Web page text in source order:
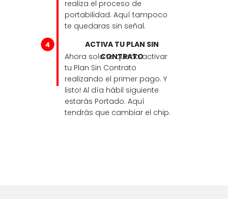
realiza el proceso de
portabilidad. Aquí tampoco
te quedaras sin señal.
ACTIVA TU PLAN SIN
CONTRATO
Ahora solo te queda activar
tu Plan Sin Contrato
realizando el primer pago. Y
listo! Al día hábil siguiente
estarás Portado. Aquí
tendrás que cambiar el chip.